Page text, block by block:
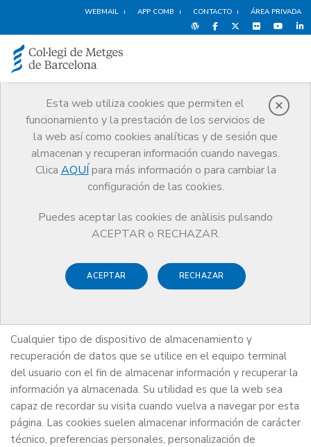
WEBMAIL APP COMB CONTACTO ÁREA PRIVADA
Esta web utiliza cookies que permiten el
funcionamiento y la prestación de los servicios de
la web así como cookies analíticas y de sesión que
almacenan y recuperan información cuando navegas.
Clica AQUÍ para más información o para cambiar la
configuración de las cookies.
Puedes aceptar las cookies de anàlisis pulsando
ACEPTAR o RECHAZAR.
ACEPTAR RECHAZAR
Política de Cookies
Política de cookies del
Colegio de Médicos de
Barcelona (CoMB)
Cualquier tipo de dispositivo de almacenamiento y
recuperación de datos que se utilice en el equipo terminal
del usuario con el fin de almacenar información y recuperar la
información ya almacenada. Su utilidad es que la web sea
capaz de recordar su visita cuando vuelva a navegar por esta
página. Las cookies suelen almacenar información de carácter
técnico, preferencias personales, personalización de